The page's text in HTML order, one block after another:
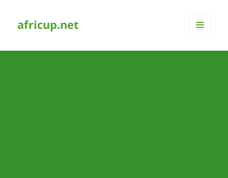
africup.net